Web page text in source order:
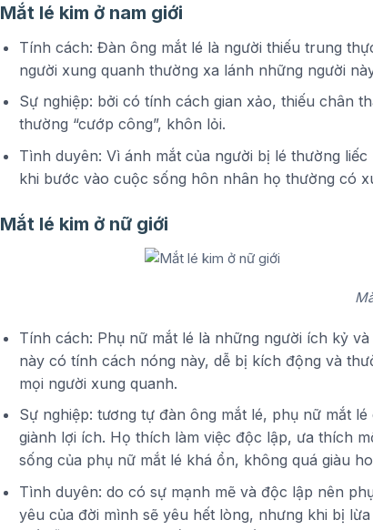
Mắt lé kim ở nam giới
Tính cách: Đàn ông mắt lé là người thiếu trung
người xung quanh thường xa lánh những người
Sự nghiệp: bởi có tính cách gian xảo, thiếu chân
thường “cướp công”, khôn lỏi.
Tình duyên: Vì ánh mắt của người bị lé thường
khi bước vào cuộc sống hôn nhân họ thường có
Mắt lé kim ở nữ giới
Tính cách: Phụ nữ mắt lé là những người ích kỷ
này có tính cách nóng này, dễ bị kích động và
mọi người xung quanh.
Sự nghiệp: tương tự đàn ông mắt lé, phụ nữ mắt
giành lợi ích. Họ thích làm việc độc lập, ưa thích
sống của phụ nữ mắt lé khá ổn, không quá giàu
Tình duyên: do có sự mạnh mẽ và độc lập nên
yêu của đời mình sẽ yêu hết lòng, nhưng khi bị